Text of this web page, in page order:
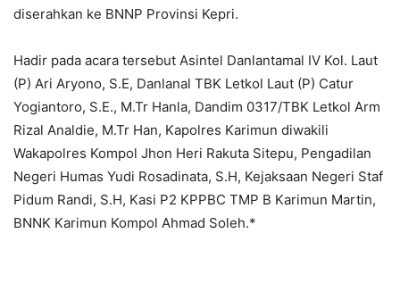
diserahkan ke BNNP Provinsi Kepri.
Hadir pada acara tersebut Asintel Danlantamal IV Kol. Laut
(P) Ari Aryono, S.E, Danlanal TBK Letkol Laut (P) Catur
Yogiantoro, S.E., M.Tr Hanla, Dandim 0317/TBK Letkol Arm
Rizal Analdie, M.Tr Han, Kapolres Karimun diwakili
Wakapolres Kompol Jhon Heri Rakuta Sitepu, Pengadilan
Negeri Humas Yudi Rosadinata, S.H, Kejaksaan Negeri Staf
Pidum Randi, S.H, Kasi P2 KPPBC TMP B Karimun Martin,
BNNK Karimun Kompol Ahmad Soleh.*